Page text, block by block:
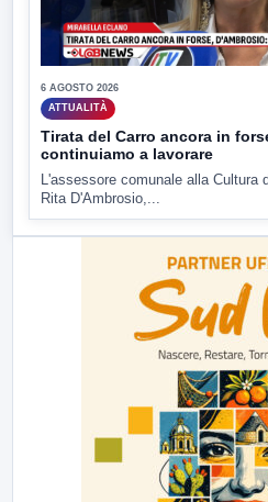
6 AGOSTO 2026
ATTUALITÀ
Tirata del Carro ancora in
continuiamo a lavorare
L'assessore comunale alla
Rita D'Ambrosio,...